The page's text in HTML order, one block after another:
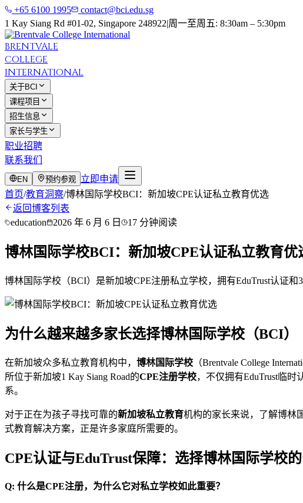
+65 6100 1995
contact@bci.edu.sg
1 Kay Siang Rd #01-02, Singapore 248922|周一至周五: 8:30am – 5:30pm
BRENTVALE
COLLEGE
INTERNATIONAL
关于BCI
课程项目
招生信息
家长与学生
职业招聘
联系我们
EN 预约参观 立即申请
首页/教育洞察/博林国际学校BCI：新加坡CPE认证私立教育优选
返回博客列表
education
2026 年 6 月 6 日 17 分钟阅读
博林国际学校BCI：新加坡CPE认证私立教育优
博林国际学校（BCI）是新加坡CPE注册私立学校，拥有EduTrust认证
为什么越来越多家长选择博林国际学校（BCI）
在新加坡众多私立教育机构中， 博林国际学校 （Brentvale College
所位于新加坡1 Kay Siang Road的CPE注册学校，不仅拥有EduTrust临
系。
对于正在为孩子寻找可靠的新加坡私立教育机构的家长来说，了解博林
式教育解决方案，正是许多家庭所需要的。
CPE认证与EduTrust保障：选择博林国际学校
Q: 什么是CPE注册，为什么它对私立学校如此重要？